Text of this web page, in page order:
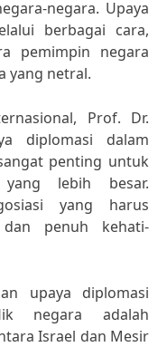
negara. Upaya
berbagai cara,
pemimpin negara
yang netral.
Prof. Dr.
diplomasi dalam
penting untuk
lebih besar.
yang harus
penuh kehati-
upaya diplomasi
negara adalah
Israel dan Mesir